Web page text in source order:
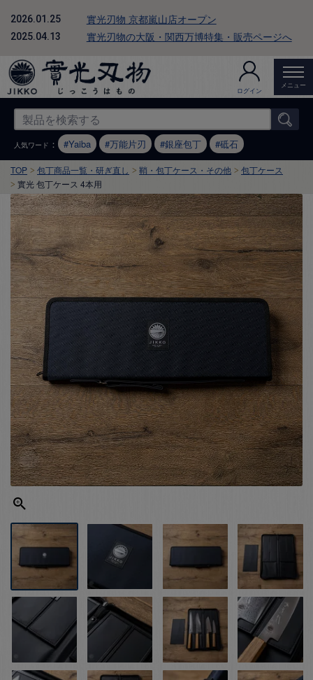
2026.01.25 實光刃物 京都嵐山店オープン
2025.04.13 實光刃物の大阪・関西万博特集・販売ページへ
ログイン
メニュー
人気ワード ： Yaiba 万能片刃 銀座包丁 砥石
TOP 包丁商品一覧・研ぎ直し 鞘・包丁ケース・その他
包丁ケース
實光 包丁ケース 4本用